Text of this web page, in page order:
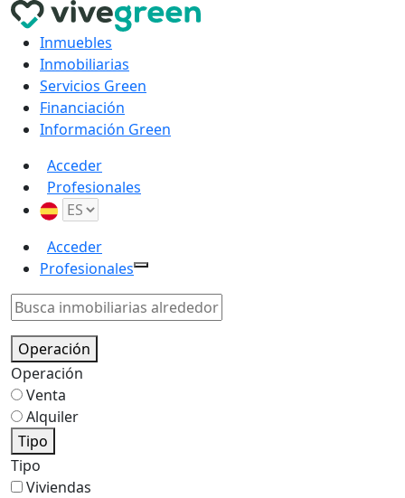
Inmuebles
Inmobiliarias
Servicios Green
Financiación
Información Green
Acceder
Profesionales
Acceder
Profesionales
Operación
Operación
Venta
Alquiler
Tipo
Tipo
Viviendas